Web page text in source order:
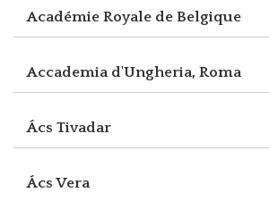
Académie Royale de Belgique
Accademia d'Ungheria, Roma
Ács Tivadar
Ács Vera